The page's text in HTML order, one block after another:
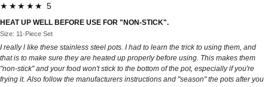
★★★★★ 5
HEAT UP WELL BEFORE USE FOR "NON-STICK".
Size: 11-Piece Set
I really l Iike these stainless steel pots. I had to learn the trick to using them, and
that is to make sure they are heated up properly before using. This makes them
"non-stick" and your food won't stick to the bottom of the pot, especially if you're
frying it. Also follow the manufacturers instructions and "season" the pots after you